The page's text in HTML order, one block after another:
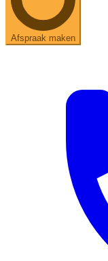
Afspraak maken